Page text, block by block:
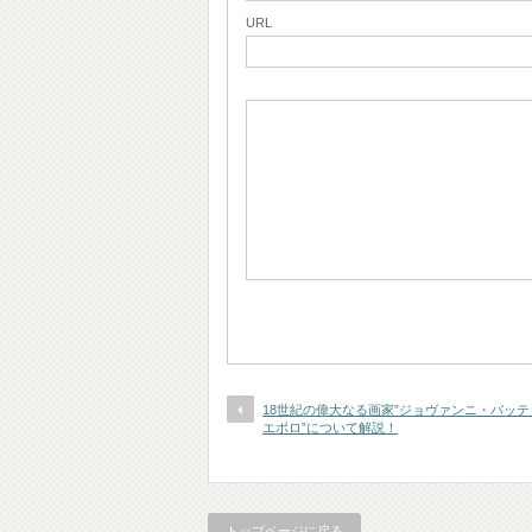
URL
18世紀の偉大なる画家”ジョヴァンニ・バッ
エポロ”について解説！